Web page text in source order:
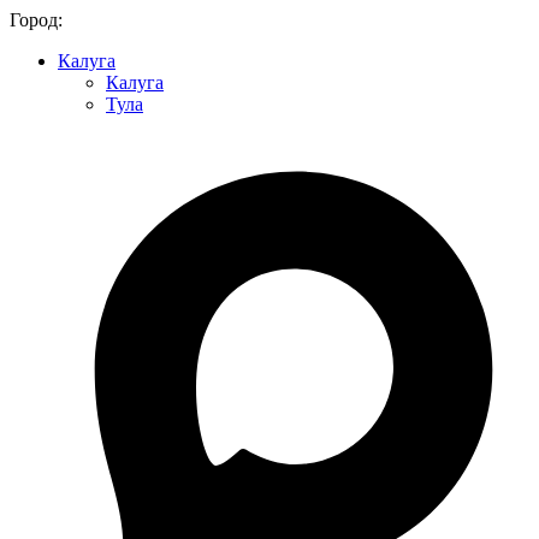
Город:
Калуга
Калуга
Тула